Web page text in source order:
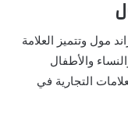
مول وتتميز العلامة
والأطفال
التجارية في